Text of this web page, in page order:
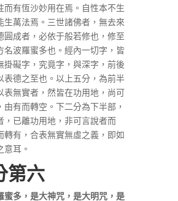
而有恆沙妙用在焉。自性本不生
生萬法焉。三世諸佛者，無去來
圓成者，必依于般若修也，修至
名波羅蜜多也。經內一切字，皆
掛礙字，究竟字，與深字，前後
表德之至也。以上五分，為前半
表無實者，然皆在功用地，尚可
由有而轉空。下二分為下半部，
，已離功用地，非可言說者而
轉有，合表無實無虛之義，即如
意耳。
第六
蜜多，是大神咒，是大明咒，是